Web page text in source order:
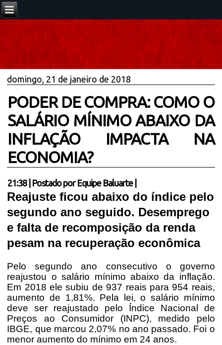
domingo, 21 de janeiro de 2018
PODER DE COMPRA: COMO O
SALÁRIO MÍNIMO ABAIXO DA
INFLAÇÃO IMPACTA NA
ECONOMIA?
21:38| Postado por Equipe Baluarte
Reajuste ficou abaixo do índice pelo
segundo ano seguido. Desemprego
e falta de recomposição da renda
pesam na recuperação econômica
Pelo segundo ano consecutivo o governo
reajustou o salário mínimo abaixo da inflação.
Em 2018 ele subiu de 937 reais para 954 reais,
aumento de 1,81%. Pela lei, o salário mínimo
deve ser reajustado pelo Índice Nacional de
Preços ao Consumidor (INPC), medido pelo
IBGE, que marcou 2,07% no ano passado. Foi o
menor aumento do mínimo em 24 anos.